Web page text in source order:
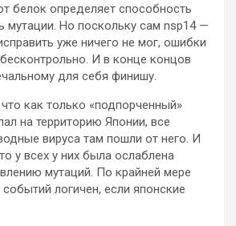
белок определяет способность
мутации. Но поскольку сам nsp14 —
уже ничего не мог, ошибки
И в конце концов
для себя финишу.
как только «подпорченный»
на территорию Японии, все
вируса там пошли от него. И
у всех у них была ослаблена
мутаций. По крайней мере
логичен, если японские